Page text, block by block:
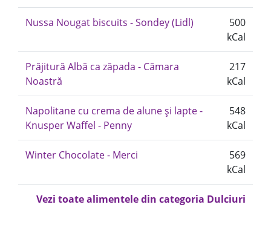
Nussa Nougat biscuits - Sondey (Lidl)
500
kCal
Prăjitură Albă ca zăpada - Cămara
Noastră
217
kCal
Napolitane cu crema de alune și lapte -
Knusper Waffel - Penny
548
kCal
Winter Chocolate - Merci
569
kCal
Vezi toate alimentele din categoria Dulciuri